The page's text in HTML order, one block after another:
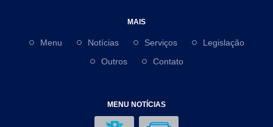
MAIS
Menu Notícias Serviços
Legislação
Outros
Contato
MENU NOTÍCIAS